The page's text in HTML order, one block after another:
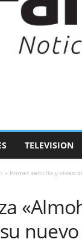
TELEVISION
– Primer sencillo y video